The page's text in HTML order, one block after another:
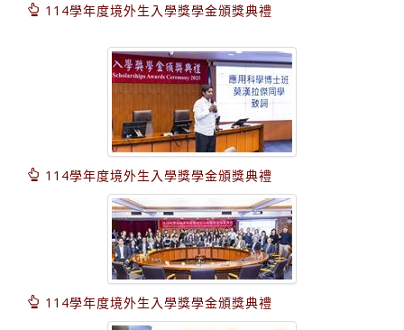
114學年度境外生入學獎學金頒獎典禮
114學年度境外生入學獎學金頒獎典禮
114學年度境外生入學獎學金頒獎典禮